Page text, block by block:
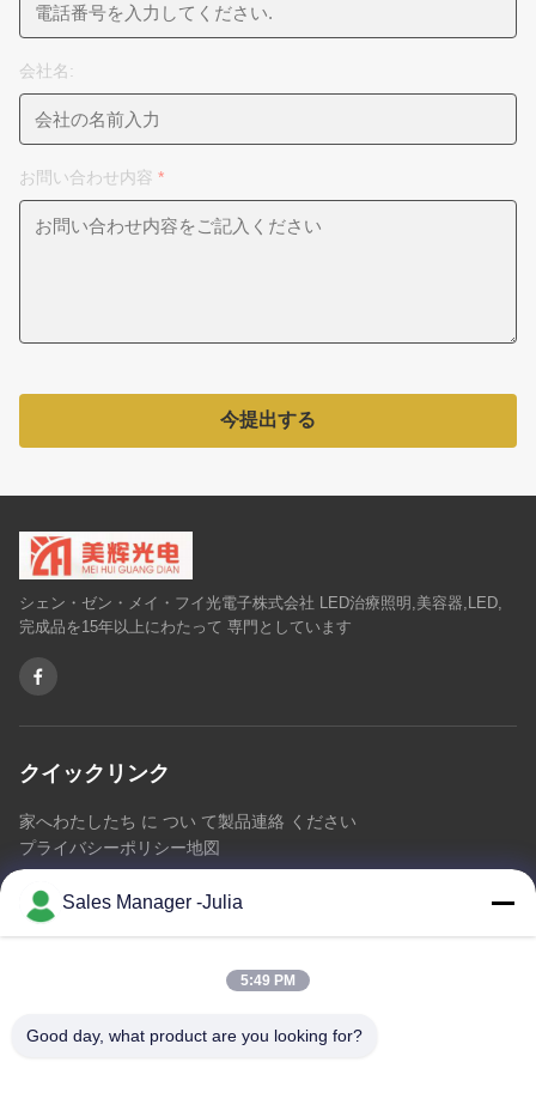
会社名:
お問い合わせ内容 *
今提出する
シェン・ゼン・メイ・フイ光電子株式会社 LED治療照明,美容器,LED,
完成品を15年以上にわたって 専門としています
クイックリンク
家へわたしたち に つい て製品連絡 ください
プライバシーポリシー地図
連絡 ください
アドレス:: 床8/9の範囲、No2 Dezhengの道、ShiLongZaiのコ
るA2 ZhongTai情報工業団地
Sales Manager -Julia
5:49 PM
Good day, what product are you looking for?